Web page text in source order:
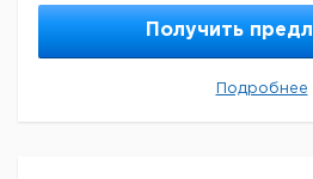
Получить
Подробнее